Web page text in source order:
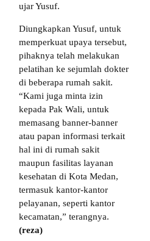
ujar Yusuf.
Diungkapkan Yusuf, untuk
memperkuat upaya tersebut,
pihaknya telah melakukan
pelatihan ke sejumlah dokter
di beberapa rumah sakit.
“Kami juga minta izin
kepada Pak Wali, untuk
memasang banner-banner
atau papan informasi terkait
hal ini di rumah sakit
maupun fasilitas layanan
kesehatan di Kota Medan,
termasuk kantor-kantor
pelayanan, seperti kantor
kecamatan,” terangnya.
(reza)